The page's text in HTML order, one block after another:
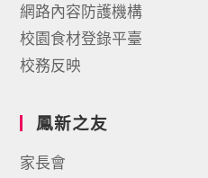
網路內容防護機構
校園食材登錄平臺
校務反映
鳳新之友
家長會